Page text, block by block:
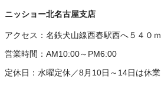
ニッショー北名古屋支店
アクセス： 名鉄犬山線西春駅西へ５４０ｍ
営業時間： AM10:00～PM6:00
定休日： 水曜定休／8月10日～14日は休業